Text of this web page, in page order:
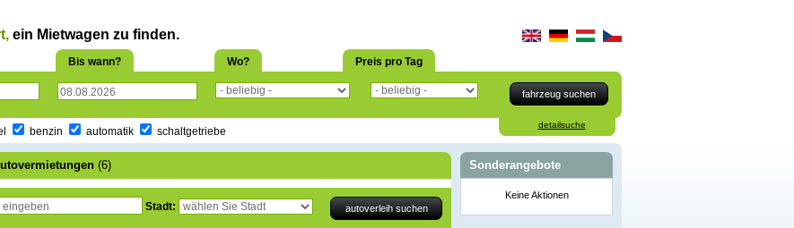
ein Mietwagen zu finden.
Bis wann? Wo? Preis pro Tag
benzin automatik schaltgetriebe
detailsuche
(6)
Stadt:
Sonderangebote
Keine Aktionen